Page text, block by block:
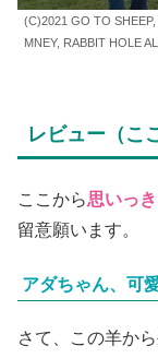
(C)2021 GO TO SHEEP,
MNEY, RABBIT HOLE
レビュー（こ
ここから思いっ
留意願います。
アダちゃん、可
さて、この羊か